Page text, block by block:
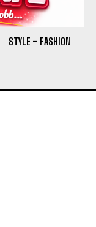
STYLE – FASHION